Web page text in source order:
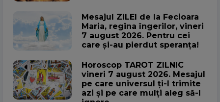
Mesajul ZILEI de la Fecioara
Maria, regina îngerilor, vineri
7 august 2026. Pentru cei
care și-au pierdut speranța!
Horoscop TAROT ZILNIC
vineri 7 august 2026. Mesajul
pe care universul ți-l trimite
azi și pe care mulți aleg să-l